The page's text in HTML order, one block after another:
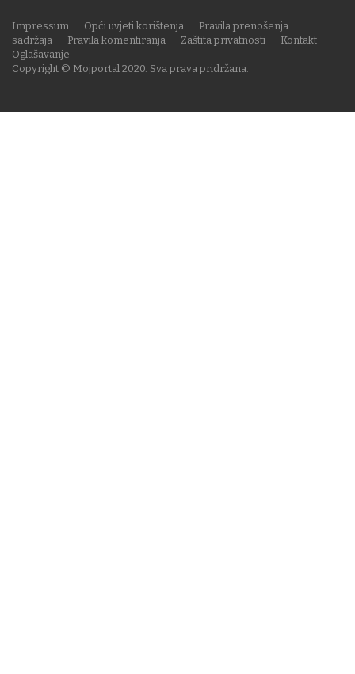
Copyright © Mojportal 2020. Sva prava pridržana.
Impressum Opći uvjeti korištenja
Pravila prenošenja
sadržaja
Pravila komentiranja Zaštita privatnosti
Kontakt
Oglašavanje